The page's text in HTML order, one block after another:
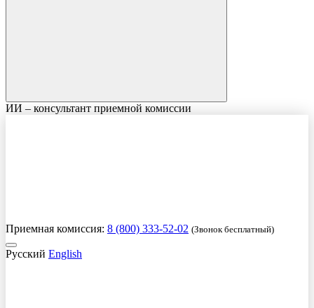
ИИ – консультант приемной комиссии
Приемная комиссия: 8 (800) 333-52-02 (Звонок бесплатный)
Русский English